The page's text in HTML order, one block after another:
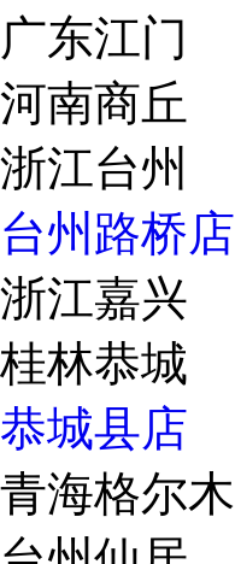
广东江门
河南商丘
浙江台州
台州路桥店
浙江嘉兴
桂林恭城
恭城县店
青海格尔木